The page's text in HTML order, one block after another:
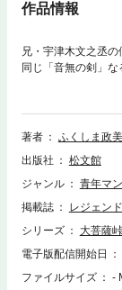
作品情報
兄・宇津木文之丞
同じ「音無の剣」
い出る。無欲恬淡
の願いを聞き入れ
究極の剣は、究極
に剣の道などある
著者 ふくしま政美
出版社
松文館
ジャンル
青年マ
掲載誌
レジェン
シリーズ
大菩薩
電子版配信開始日
ファイルサイズ
-